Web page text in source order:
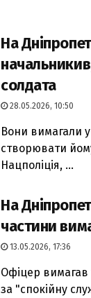
На
солдата
28.05.2026, 10:50
Вони вимагали
створювати
Нацполіція, ...
На
частини
13.05.2026, 17:36
Офіцер вимагав
за "спокійну